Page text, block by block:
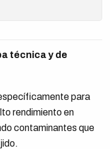
técnica y de
para
rendimiento en
contaminantes que